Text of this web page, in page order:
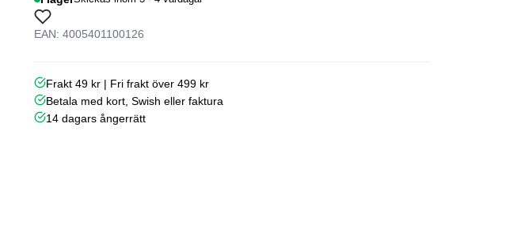
EAN: 4005401100126
Frakt 49 kr | Fri frakt över 499 kr
Betala med kort, Swish eller faktura
14 dagars ångerrätt